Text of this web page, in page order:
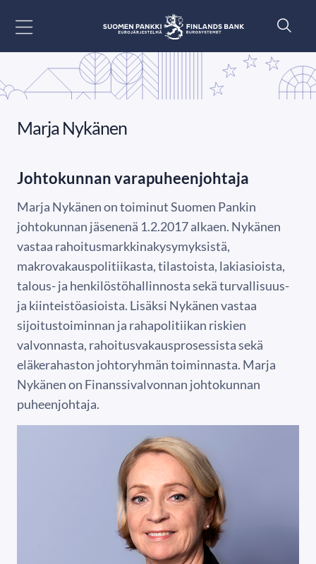
Marja Nykänen
Johtokunnan varapuheenjohtaja
Marja Nykänen on toiminut Suomen Pankin
johtokunnan jäsenenä 1.2.2017 alkaen. Nykänen
vastaa rahoitusmarkkinakysymyksistä,
makrovakauspolitiikasta, tilastoista, lakiasioista,
talous- ja henkilöstöhallinnosta sekä turvallisuus-
ja kiinteistöasioista. Lisäksi Nykänen vastaa
sijoitustoiminnan ja rahapolitiikan riskien
valvonnasta, rahoitusvakausprosessista sekä
eläkerahaston johtoryhmän toiminnasta. Marja
Nykänen on Finanssivalvonnan johtokunnan
puheenjohtaja.